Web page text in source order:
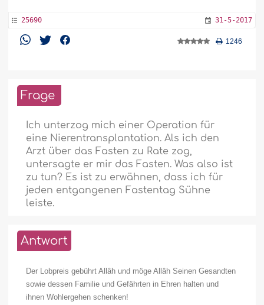
25690 31-5-2017
1246
Frage
Ich unterzog mich einer Operation für
eine Nierentransplantation. Als ich den
Arzt über das Fasten zu Rate zog,
untersagte er mir das Fasten. Was also ist
zu tun? Es ist zu erwähnen, dass ich für
jeden entgangenen Fastentag Sühne
leiste.
Antwort
Der Lobpreis gebührt Allâh und möge Allâh Seinen Gesandten
sowie dessen Familie und Gefährten in Ehren halten und
ihnen Wohlergehen schenken!